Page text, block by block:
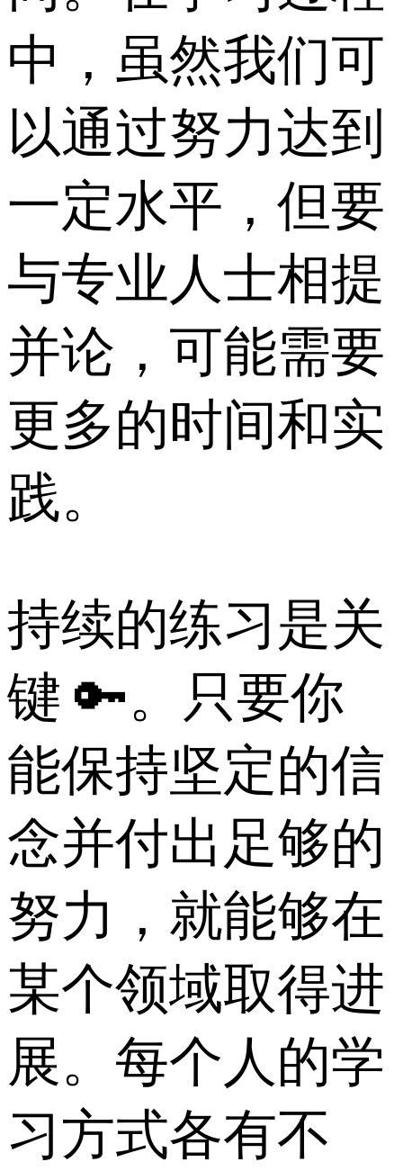
中，虽然我们可
以通过努力达到
一定水平，但要
与专业人士相提
并论，可能需要
更多的时间和实
践。
持续的练习是关
键 🔑。只要你
能保持坚定的信
念并付出足够的
努力，就能够在
某个领域取得进
展。每个人的学
习方式各有不